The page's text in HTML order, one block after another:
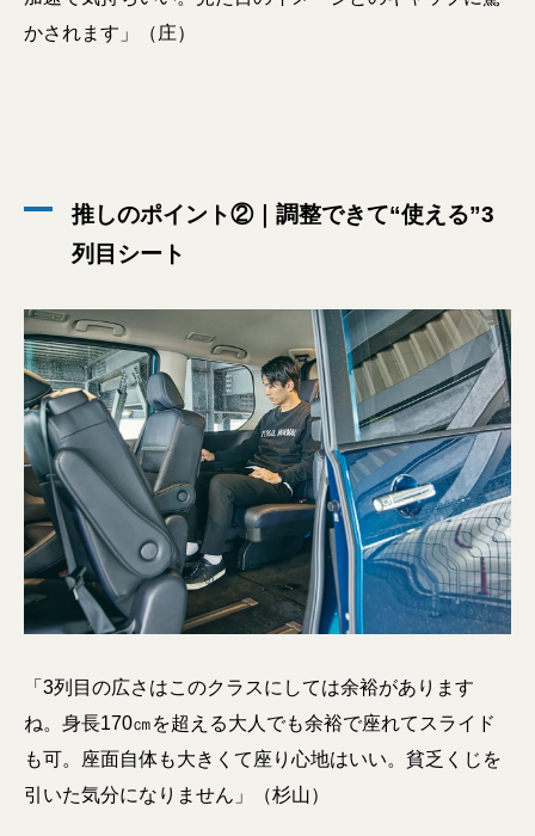
かされます」（庄）
推しのポイント②｜調整できて“使える”3
列目シート
「3列目の広さはこのクラスにしては余裕があります
ね。身長170㎝を超える大人でも余裕で座れてスライド
も可。座面自体も大きくて座り心地はいい。貧乏くじを
引いた気分になりません」（杉山）